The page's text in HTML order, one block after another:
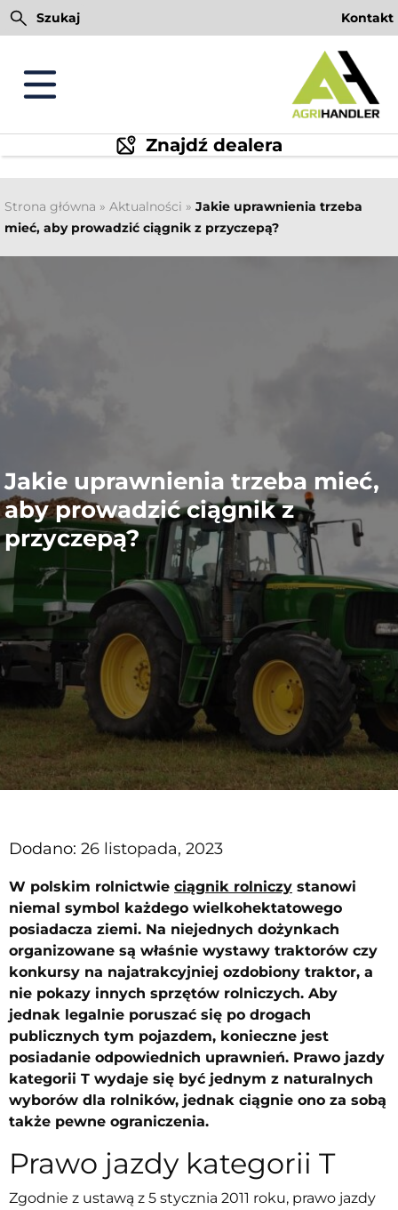
PrzejdźSzukaj Kontakt
Znajdź dealera
Strona główna » Aktualności » Jakie uprawnienia trzeba
mieć, aby prowadzić ciągnik z przyczepą?
Jakie uprawnienia trzeba mieć,
aby prowadzić ciągnik z
przyczepą?
Dodano: 26 listopada, 2023
W polskim rolnictwie ciągnik rolniczy stanowi
niemal symbol każdego wielkohektatowego
posiadacza ziemi. Na niejednych dożynkach
organizowane są właśnie wystawy traktorów czy
konkursy na najatrakcyjniej ozdobiony traktor, a
nie pokazy innych sprzętów rolniczych. Aby
jednak legalnie poruszać się po drogach
publicznych tym pojazdem, konieczne jest
posiadanie odpowiednich uprawnień. Prawo jazdy
kategorii T wydaje się być jednym z naturalnych
wyborów dla rolników, jednak ciągnie ono za sobą
także pewne ograniczenia.
Prawo jazdy kategorii T
Zgodnie z ustawą z 5 stycznia 2011 roku, prawo jazdy